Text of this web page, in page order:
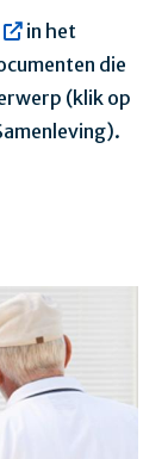
in het
die
(klik op